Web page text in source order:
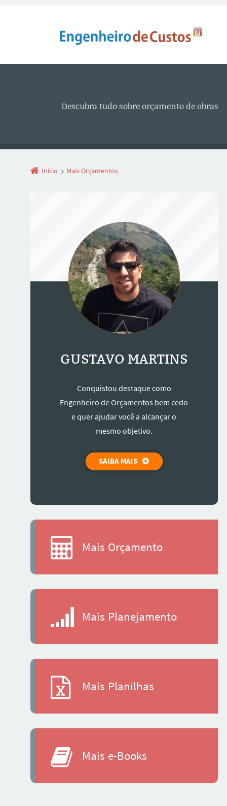
Descubra tudo sobre orçamento de obras
Início Mais Orçamentos
GUSTAVO MARTINS
Conquistou destaque como
Engenheiro de Orçamentos bem cedo
e quer ajudar você a alcançar o
mesmo objetivo.
SAIBA MAIS
Mais Orçamento
Mais Planejamento
Mais Planilhas
Mais e-Books